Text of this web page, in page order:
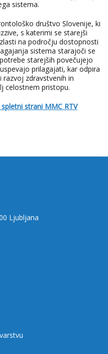
sistema.
društvo Slovenije, ki
s katerimi se starejši
na področju dostopnosti
sistema starajoči se
starejših povečujejo
prilagajati, kar odpira
zdravstvenih in
celostnem pristopu.
strani MMC RTV
Ljubljana